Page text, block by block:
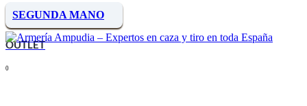
SEGUNDA MANO
OUTLET
0